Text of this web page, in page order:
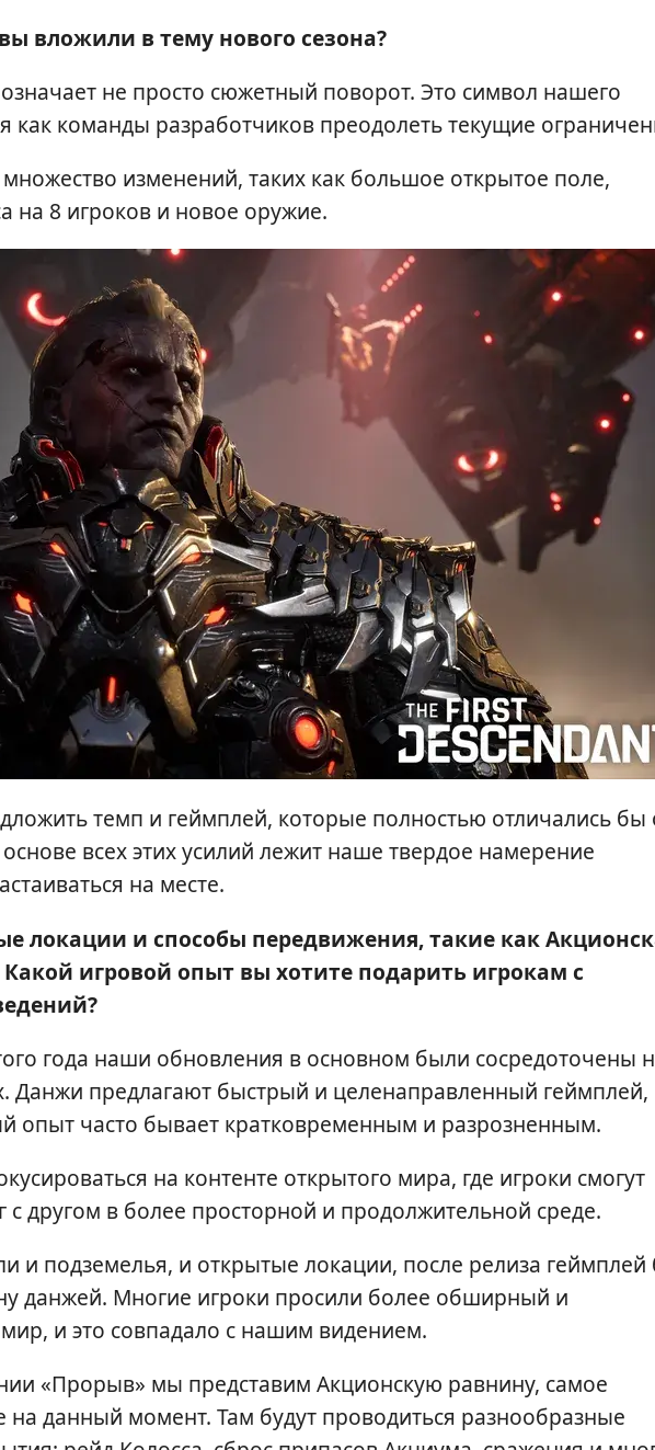
вложили в тему нового сезона?
не просто сюжетный поворот. Это символ нашего
как команды разработчиков преодолеть текущие
изменений, таких как большое открытое поле,
на 8 игроков и новое оружие.
темп и геймплей, которые полностью отличались бы
всех этих усилий лежит наше твердое намерение
на месте.
локации и способы передвижения, такие как
игровой опыт вы хотите подарить игрокам с
года наши обновления в основном были сосредоточены
Данжи предлагают быстрый и целенаправленный геймплей,
опыт часто бывает кратковременным и разрозненным.
на контенте открытого мира, где игроки смогут
с другом в более просторной и продолжительной среде.
и подземелья, и открытые локации, после релиза
данжей. Многие игроки просили более обширный и
и это совпадало с нашим видением.
«Прорыв» мы представим Акционскую равнину, самое
данный момент. Там будут проводиться разнообразные